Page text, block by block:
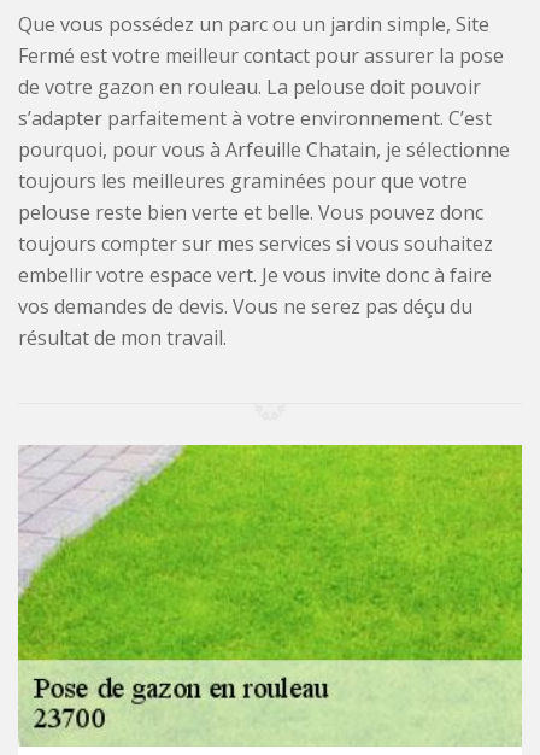
Que vous possédez un parc ou un jardin simple, Site
Fermé est votre meilleur contact pour assurer la pose
de votre gazon en rouleau. La pelouse doit pouvoir
s’adapter parfaitement à votre environnement. C’est
pourquoi, pour vous à Arfeuille Chatain, je sélectionne
toujours les meilleures graminées pour que votre
pelouse reste bien verte et belle. Vous pouvez donc
toujours compter sur mes services si vous souhaitez
embellir votre espace vert. Je vous invite donc à faire
vos demandes de devis. Vous ne serez pas déçu du
résultat de mon travail.